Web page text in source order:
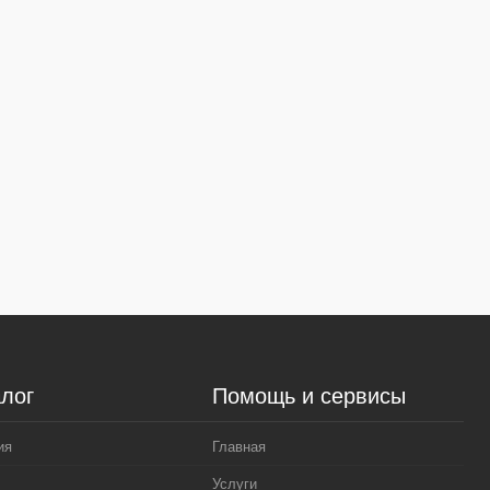
Помощь и сервисы
Главная
Услуги